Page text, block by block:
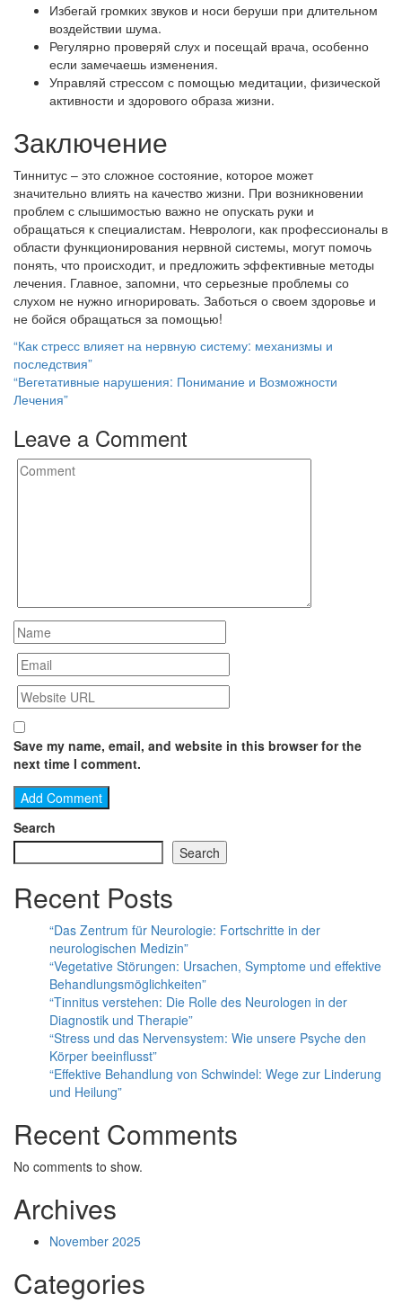
Избегай громких звуков и носи беруши при длительном
воздействии шума.
Регулярно проверяй слух и посещай врача, особенно
если замечаешь изменения.
Управляй стрессом с помощью медитации, физической
активности и здорового образа жизни.
Заключение
Тиннитус – это сложное состояние, которое может
значительно влиять на качество жизни. При возникновении
проблем с слышимостью важно не опускать руки и
обращаться к специалистам. Неврологи, как профессионалы в
области функционирования нервной системы, могут помочь
понять, что происходит, и предложить эффективные методы
лечения. Главное, запомни, что серьезные проблемы со
слухом не нужно игнорировать. Заботься о своем здоровье и
не бойся обращаться за помощью!
Post
navigation
“Как стресс влияет на нервную систему: механизмы и
последствия”
“Вегетативные нарушения: Понимание и Возможности
Лечения”
Leave a Comment
Save my name, email, and website in this browser for the
next time I comment.
Search
Search
Recent Posts
“Das Zentrum für Neurologie: Fortschritte in der
neurologischen Medizin”
“Vegetative Störungen: Ursachen, Symptome und effektive
Behandlungsmöglichkeiten”
“Tinnitus verstehen: Die Rolle des Neurologen in der
Diagnostik und Therapie”
“Stress und das Nervensystem: Wie unsere Psyche den
Körper beeinflusst”
“Effektive Behandlung von Schwindel: Wege zur Linderung
und Heilung”
Recent Comments
No comments to show.
Archives
November 2025
Categories